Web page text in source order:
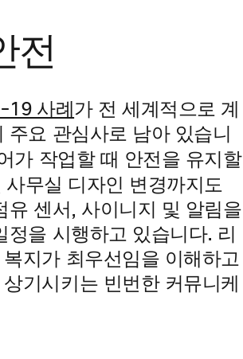
전
19 사례 가 전 세계적으로 계
요 관심사로 남아 있습니
가 작업할 때 안전을 유지할
무실 디자인 변경까지도
유 센서, 사이니지 및 알림을
을 시행하고 있습니다. 리
지가 최우선임을 이해하고
기시키는 빈번한 커뮤니케